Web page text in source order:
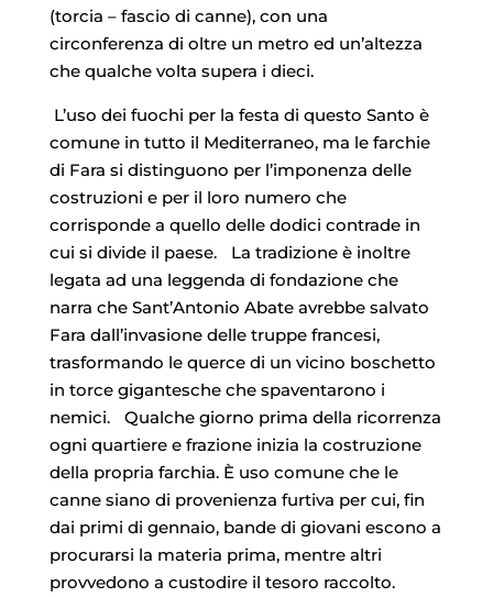
(torcia – fascio di canne), con una
circonferenza di oltre un metro ed un’altezza
che qualche volta supera i dieci.
L’uso dei fuochi per la festa di questo Santo è
comune in tutto il Mediterraneo, ma le farchie
di Fara si distinguono per l’imponenza delle
costruzioni e per il loro numero che
corrisponde a quello delle dodici contrade in
cui si divide il paese. La tradizione è inoltre
legata ad una leggenda di fondazione che
narra che Sant’Antonio Abate avrebbe salvato
Fara dall’invasione delle truppe francesi,
trasformando le querce di un vicino boschetto
in torce gigantesche che spaventarono i
nemici. Qualche giorno prima della ricorrenza
ogni quartiere e frazione inizia la costruzione
della propria farchia. È uso comune che le
canne siano di provenienza furtiva per cui, fin
dai primi di gennaio, bande di giovani escono a
procurarsi la materia prima, mentre altri
provvedono a custodire il tesoro raccolto.